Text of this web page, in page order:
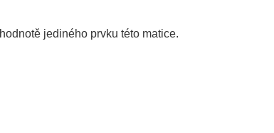
jediného prvku této matice.